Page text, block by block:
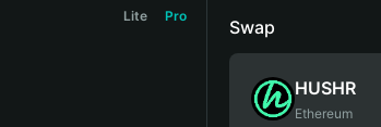
Lite Pro
Swap
HUSHR
Ethereum